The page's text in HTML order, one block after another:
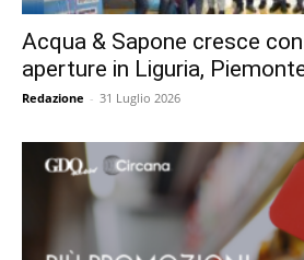
Acqua & Sapone cresce
aperture in Liguria,
Redazione - 31 Luglio 2026